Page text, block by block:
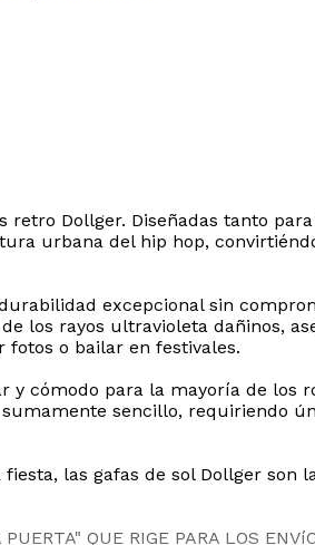
Dollger. Diseñadas tanto
urbana del hip hop,
excepcional sin
los rayos ultravioleta dañinos,
o bailar en festivales.
cómodo para la mayoría de los
sencillo, requiriendo
las gafas de sol Dollger
QUE RIGE PARA LOS